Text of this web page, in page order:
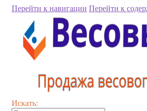
Перейти к навигации Перейти к
Искать: